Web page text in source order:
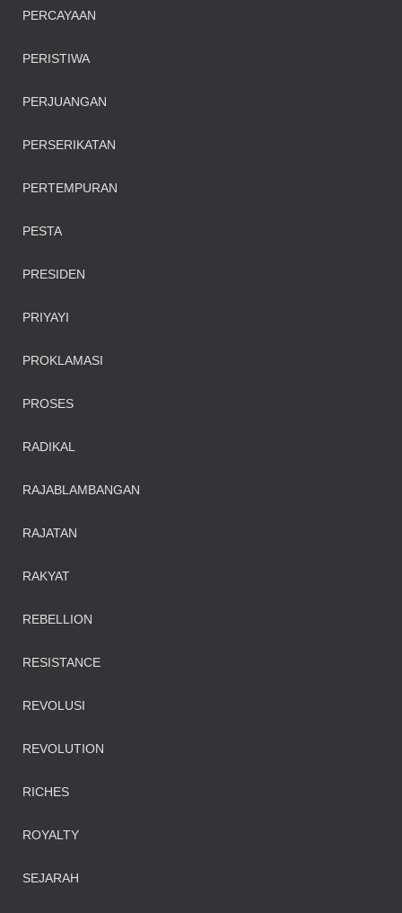
PERCAYAAN
PERISTIWA
PERJUANGAN
PERSERIKATAN
PERTEMPURAN
PESTA
PRESIDEN
PRIYAYI
PROKLAMASI
PROSES
RADIKAL
RAJABLAMBANGAN
RAJATAN
RAKYAT
REBELLION
RESISTANCE
REVOLUSI
REVOLUTION
RICHES
ROYALTY
SEJARAH